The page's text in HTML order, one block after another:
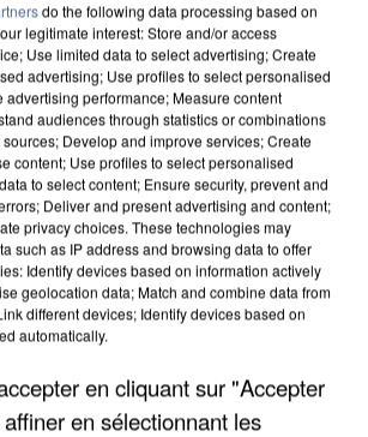
SONT...
do the following data processing based on
legitimate interest: Store and/or access
Use limited data to select advertising; Create
advertising; Use profiles to select personalised
advertising performance; Measure content
audiences through statistics or combinations
Develop and improve services; Create
content; Use profiles to select personalised
to select content; Ensure security, prevent and
Deliver and present advertising and content;
privacy choices. These technologies may
such as IP address and browsing data to offer
Identify devices based on information actively
geolocation data; Match and combine data from
different devices; Identify devices based on
automatically.
en cliquant sur "Accepter
en sélectionnant les